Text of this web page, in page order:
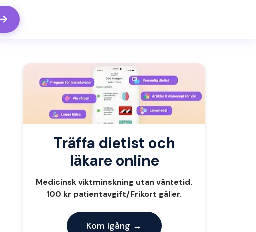
Träffa dietist och
läkare online
Medicinsk viktminskning utan väntetid.
100 kr patientavgift/Frikort gäller.
Kom Igång →